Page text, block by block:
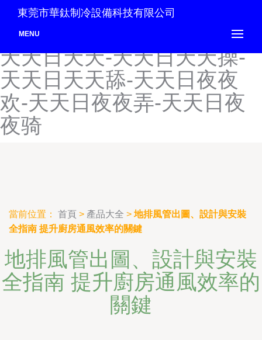
天天人人精品-天天日AV-天
天日狠狠干-天天日日人人-
天天日天天-天天日天天操-
天天日天天舔-天天日夜夜
欢-天天日夜夜弄-天天日夜
夜骑
東莞市華鈦制冷設備科技有限公司
MENU
當前位置： 首頁 > 產品大全 > 地排風管出圖、設計與安裝
全指南 提升廚房通風效率的關鍵
地排風管出圖、設計與安裝
全指南 提升廚房通風效率的
關鍵